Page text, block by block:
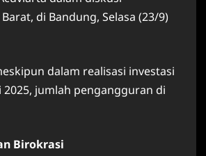
di Bandung, Selasa (23/9)
dalam realisasi investasi
jumlah pengangguran di
Birokrasi